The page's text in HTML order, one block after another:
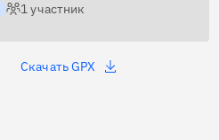
1участник
Скачать GPX